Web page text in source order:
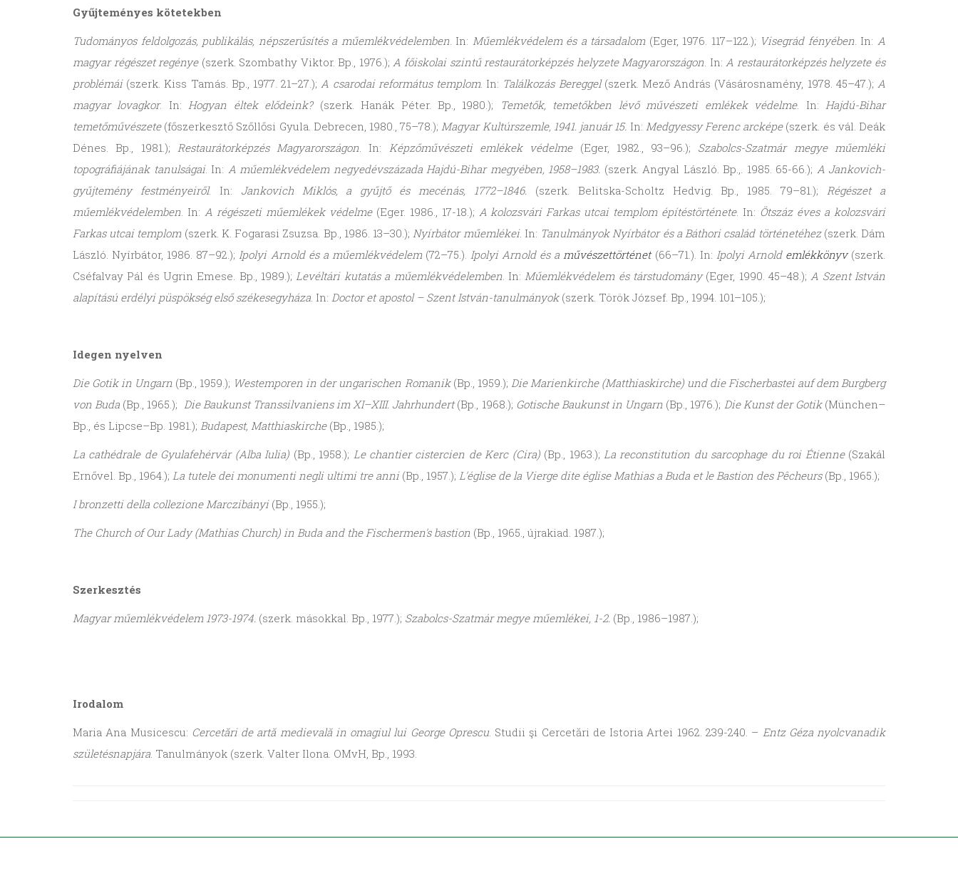
Gyűjteményes kötetekben
Tudományos feldolgozás, publikálás, népszerűsítés a műemlékvédelemben. In: Műemlékvédelem és a társadalom (Eger, 1976. 117–122.); Visegrád fényében. In:A
magyar régészet regénye(szerk. Szombathy Viktor. Bp., 1976.);A főiskolai szintű restaurátorképzés helyzete Magyarországon. In:A restaurátorképzés helyzete és
problémái(szerk. Kiss Tamás. Bp., 1977. 21–27.);A csarodai református templom. In: Találkozás Bereggel(szerk. Mező András (Vásárosnamény, 1978. 45–47.);A
magyar lovagkor. In:Hogyan éltek elődeink?(szerk. Hanák Péter. Bp., 1980.); Temetők, temetőkben lévő művészeti emlékek védelme. In:Hajdú-Bihar
temetőművészete(főszerkesztő Szőllősi Gyula. Debrecen, 1980., 75–78.);Magyar Kultúrszemle, 1941. január 15. In: Medgyessy Ferenc arcképe(szerk. és vál. Deák
Dénes. Bp., 1981.); Restaurátorképzés Magyarországon. In: Képzőművészeti emlékek védelme(Eger, 1982., 93–96.); Szabolcs-Szatmár megye műemléki
topográfiájának tanulságai. In: A műemlékvédelem negyedévszázada Hajdú-Bihar megyében, 1958–1983. (szerk. Angyal László. Bp.,. 1985. 65-66.); A Jankovich-
gyűjtemény festményeiről. In: Jankovich Miklós, a gyűjtő és mecénás, 1772–1846. (szerk. Belitska-Scholtz Hedvig. Bp., 1985. 79–81.);Régészet a
műemlékvédelemben. In: A régészeti műemlékek védelme(Eger. 1986., 17-18.); A kolozsvári Farkas utcai templom építéstörténete. In: Ötszáz éves a kolozsvári
Farkas utcai templom (szerk. K. Fogarasi Zsuzsa. Bp., 1986. 13–30.);Nyírbátor műemlékei. In: Tanulmányok Nyírbátor és a Báthori család történetéhez(szerk. Dám
László. Nyírbátor, 1986. 87–92.);Ipolyi Arnold és a műemlékvédelem (72–75.).Ipolyi Arnold és aművészettörténet(66–71.). In: Ipolyi Arnold emlékkönyv(szerk.
Cséfalvay Pál és Ugrin Emese. Bp., 1989.);Levéltári kutatás a műemlékvédelemben. In:Műemlékvédelem és társtudomány(Eger, 1990. 45–48.);A Szent István
alapítású erdélyi püspökség első székesegyháza. In: Doctor et apostol – Szent István-tanulmányok(szerk. Török József. Bp., 1994. 101–105.);
Idegen nyelven
Die Gotik in Ungarn (Bp., 1959.); Westemporen in der ungarischen Romanik(Bp., 1959.); Die Marienkirche (Matthiaskirche) und die Fischerbastei auf dem Burgberg
von Buda (Bp., 1965.); Die Baukunst Transsilvaniens im XI–XIII. Jahrhundert(Bp., 1968.); Gotische Baukunst in Ungarn (Bp., 1976.); Die Kunst der Gotik(München–
Bp., és Lipcse–Bp. 1981.); Budapest, Matthiaskirche(Bp., 1985.);
La cathédrale de Gyulafehérvár (Alba Iulia) (Bp., 1958.); Le chantier cistercien de Kerc (Cira)(Bp., 1963.); La reconstitution du sarcophage du roi Étienne(Szakál
Ernővel. Bp., 1964.); La tutele dei monumenti negli ultimi tre anni(Bp., 1957.); L'église de la Vierge dite église Mathias a Buda et le Bastion des Pêcheurs(Bp., 1965.);
I bronzetti della collezione Marczibányi(Bp., 1955.);
The Church of Our Lady (Mathias Church) in Buda and the Fischermen's bastion (Bp., 1965., újrakiad. 1987.);
Szerkesztés
Magyar műemlékvédelem 1973-1974. (szerk. másokkal. Bp., 1977.); Szabolcs-Szatmár megye műemlékei, 1-2. (Bp., 1986–1987.);
Irodalom
Maria Ana Musicescu: Cercetări de artă medievală in omagiul lui George Oprescu. Studii şi Cercetări de Istoria Artei 1962. 239-240. – Entz Géza nyolcvanadik
születésnapjára. Tanulmányok (szerk. Valter Ilona. OMvH, Bp., 1993.